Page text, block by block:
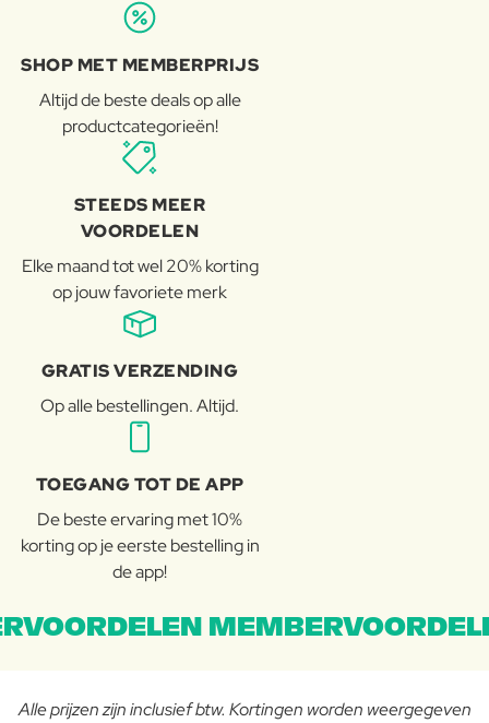
SHOP MET MEMBERPRIJS
Altijd de beste deals op alle
productcategorieën!
STEEDS MEER
VOORDELEN
Elke maand tot wel 20% korting
op jouw favoriete merk
GRATIS VERZENDING
Op alle bestellingen. Altijd.
TOEGANG TOT DE APP
De beste ervaring met 10%
korting op je eerste bestelling in
de app!
Alle prijzen zijn inclusief btw. Kortingen worden weergegeven